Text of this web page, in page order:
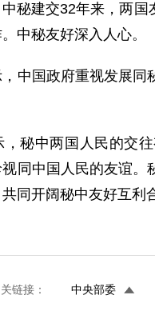
建交32年来，两国
中秘友好深入人心。
国政府重视发展同秘
中两国人民的交往
同中国人民的友谊
同开阔秘中友好互利
链接： 中央部委